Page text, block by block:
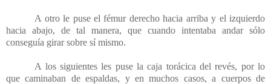
A otro le puse el fémur derecho hacia arriba y el izquierdo
hacia abajo, de tal manera, que cuando intentaba andar sólo
conseguía girar sobre sí mismo.
A los siguientes les puse la caja torácica del revés, por lo
que caminaban de espaldas, y en muchos casos, a cuerpos de